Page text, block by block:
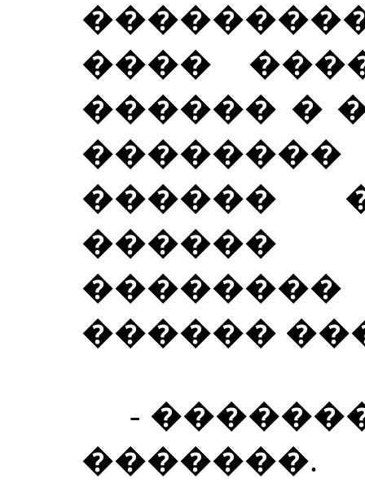
����
������ �
������
������
-
�������.